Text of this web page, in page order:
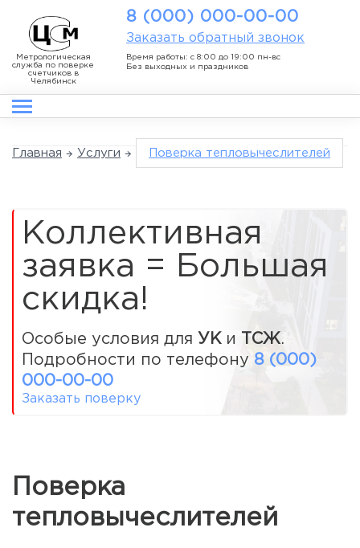
Метрологическая
служба по поверке
счетчиков в
Челябинск
8 (000) 000-00-00
Заказать обратный звонок
Время работы: с 8:00 до 19:00 пн-вс
Без выходных и праздников
Главная Услуги Поверка тепловычеслителей
Коллективная
заявка = Большая
скидка!
Особые условия для УК и ТСЖ.
Подробности по телефону 8 (000)
000-00-00
Заказать поверку
Поверка
тепловычеслителей